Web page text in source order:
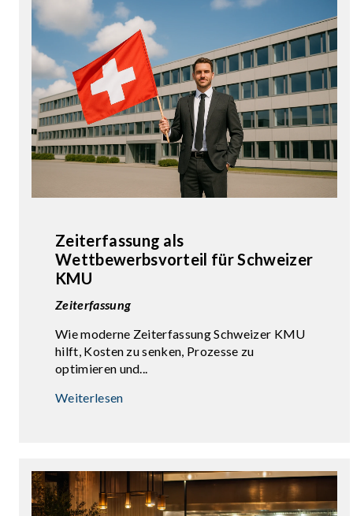
Zeiterfassung als
Wettbewerbsvorteil für Schweizer
KMU
Zeiterfassung
Wie moderne Zeiterfassung Schweizer KMU
hilft, Kosten zu senken, Prozesse zu
optimieren und...
Weiterlesen